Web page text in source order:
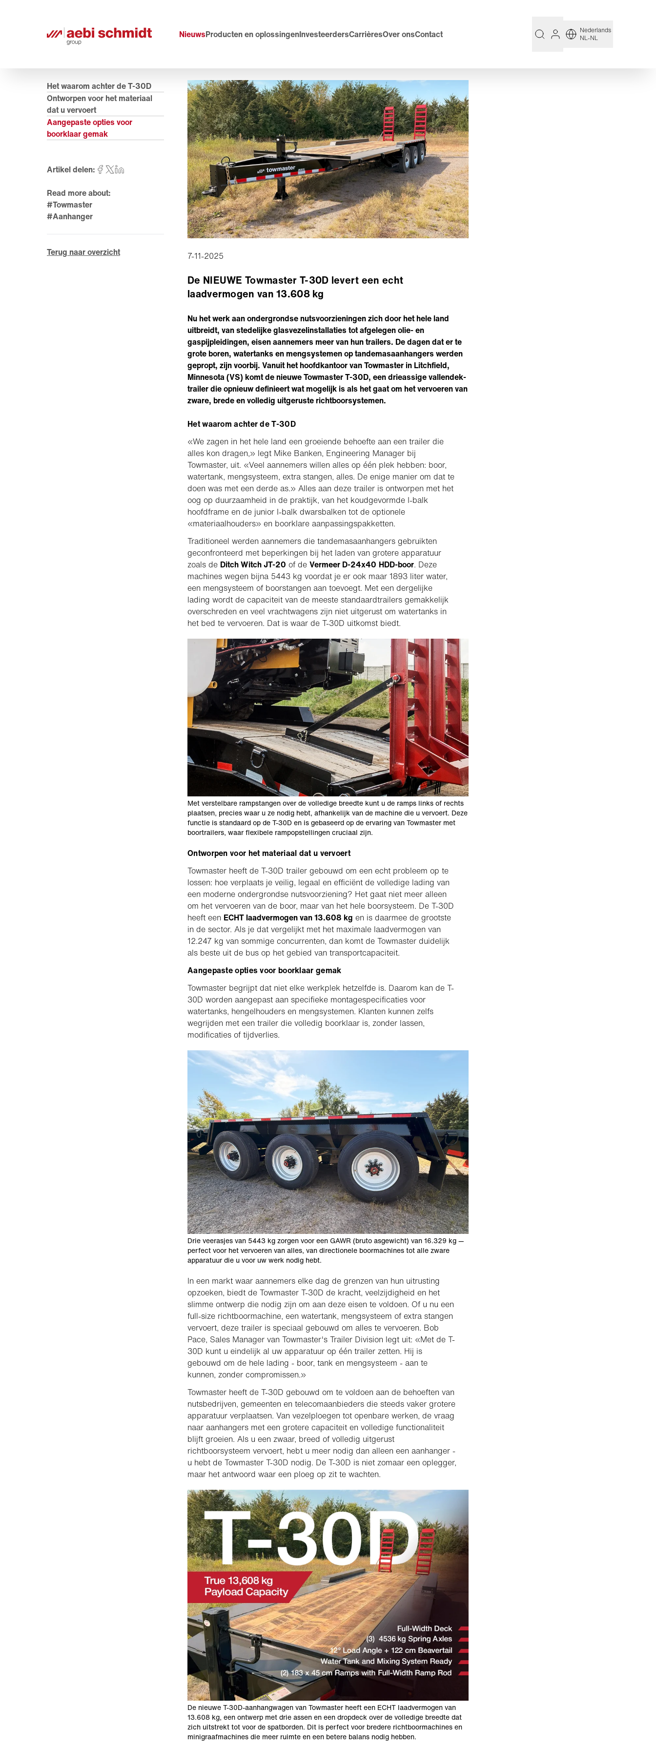
NieuwsProducten en oplossingenInvesteerdersCarrièresOver onsContact
Nederlands
NL-NL
Het waarom achter de T-30D
Ontworpen voor het materiaal
dat u vervoert
Aangepaste opties voor
boorklaar gemak
Artikel delen:
Read more about:
#Towmaster
#Aanhanger
Terug naar overzicht 7-11-2025
De NIEUWE Towmaster T-30D levert een echt
laadvermogen van 13.608 kg
Nu het werk aan ondergrondse nutsvoorzieningen zich door het hele land
uitbreidt, van stedelijke glasvezelinstallaties tot afgelegen olie- en
gaspijpleidingen, eisen aannemers meer van hun trailers. De dagen dat er te
grote boren, watertanks en mengsystemen op tandemasaanhangers werden
gepropt, zijn voorbij. Vanuit het hoofdkantoor van Towmaster in Litchfield,
Minnesota (VS) komt de nieuwe Towmaster T-30D, een drieassige vallendek-
trailer die opnieuw definieert wat mogelijk is als het gaat om het vervoeren van
zware, brede en volledig uitgeruste richtboorsystemen.
Het waarom achter de T-30D
«We zagen in het hele land een groeiende behoefte aan een trailer die
alles kon dragen,» legt Mike Banken, Engineering Manager bij
Towmaster, uit. «Veel aannemers willen alles op één plek hebben: boor,
watertank, mengsysteem, extra stangen, alles. De enige manier om dat te
doen was met een derde as.» Alles aan deze trailer is ontworpen met het
oog op duurzaamheid in de praktijk, van het koudgevormde I-balk
hoofdframe en de junior I-balk dwarsbalken tot de optionele
«materiaalhouders» en boorklare aanpassingspakketten.
Traditioneel werden aannemers die tandemasaanhangers gebruikten
geconfronteerd met beperkingen bij het laden van grotere apparatuur
zoals de Ditch Witch JT-20 of de Vermeer D-24x40 HDD-boor. Deze
machines wegen bijna 5443 kg voordat je er ook maar 1893 liter water,
een mengsysteem of boorstangen aan toevoegt. Met een dergelijke
lading wordt de capaciteit van de meeste standaardtrailers gemakkelijk
overschreden en veel vrachtwagens zijn niet uitgerust om watertanks in
het bed te vervoeren. Dat is waar de T-30D uitkomst biedt.
Met verstelbare rampstangen over de volledige breedte kunt u de ramps links of rechts
plaatsen, precies waar u ze nodig hebt, afhankelijk van de machine die u vervoert. Deze
functie is standaard op de T-30D en is gebaseerd op de ervaring van Towmaster met
boortrailers, waar flexibele rampopstellingen cruciaal zijn.
Ontworpen voor het materiaal dat u vervoert
Towmaster heeft de T-30D trailer gebouwd om een echt probleem op te
lossen: hoe verplaats je veilig, legaal en efficiënt de volledige lading van
een moderne ondergrondse nutsvoorziening? Het gaat niet meer alleen
om het vervoeren van de boor, maar van het hele boorsysteem. De T-30D
heeft een ECHT laadvermogen van 13.608 kg en is daarmee de grootste
in de sector. Als je dat vergelijkt met het maximale laadvermogen van
12.247 kg van sommige concurrenten, dan komt de Towmaster duidelijk
als beste uit de bus op het gebied van transportcapaciteit.
Aangepaste opties voor boorklaar gemak
Towmaster begrijpt dat niet elke werkplek hetzelfde is. Daarom kan de T-
30D worden aangepast aan specifieke montagespecificaties voor
watertanks, hengelhouders en mengsystemen. Klanten kunnen zelfs
wegrijden met een trailer die volledig boorklaar is, zonder lassen,
modificaties of tijdverlies.
Drie veerasjes van 5443 kg zorgen voor een GAWR (bruto asgewicht) van 16.329 kg —
perfect voor het vervoeren van alles, van directionele boormachines tot alle zware
apparatuur die u voor uw werk nodig hebt.
In een markt waar aannemers elke dag de grenzen van hun uitrusting
opzoeken, biedt de Towmaster T-30D de kracht, veelzijdigheid en het
slimme ontwerp die nodig zijn om aan deze eisen te voldoen. Of u nu een
full-size richtboormachine, een watertank, mengsysteem of extra stangen
vervoert, deze trailer is speciaal gebouwd om alles te vervoeren. Bob
Pace, Sales Manager van Towmaster's Trailer Division legt uit: «Met de T-
30D kunt u eindelijk al uw apparatuur op één trailer zetten. Hij is
gebouwd om de hele lading - boor, tank en mengsysteem - aan te
kunnen, zonder compromissen.»
Towmaster heeft de T-30D gebouwd om te voldoen aan de behoeften van
nutsbedrijven, gemeenten en telecomaanbieders die steeds vaker grotere
apparatuur verplaatsen. Van vezelploegen tot openbare werken, de vraag
naar aanhangers met een grotere capaciteit en volledige functionaliteit
blijft groeien. Als u een zwaar, breed of volledig uitgerust
richtboorsysteem vervoert, hebt u meer nodig dan alleen een aanhanger -
u hebt de Towmaster T-30D nodig. De T-30D is niet zomaar een oplegger,
maar het antwoord waar een ploeg op zit te wachten.
De nieuwe T-30D-aanhangwagen van Towmaster heeft een ECHT laadvermogen van
13.608 kg, een ontwerp met drie assen en een dropdeck over de volledige breedte dat
zich uitstrekt tot voor de spatborden. Dit is perfect voor bredere richtboormachines en
minigraafmachines die meer ruimte en een betere balans nodig hebben.